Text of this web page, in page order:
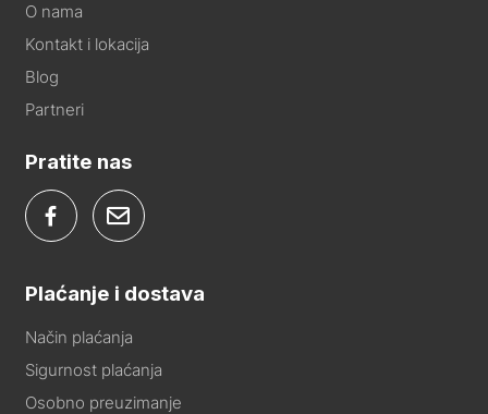
O nama
Kontakt i lokacija
Blog
Partneri
Pratite nas
Plaćanje i dostava
Način plaćanja
Sigurnost plaćanja
Osobno preuzimanje